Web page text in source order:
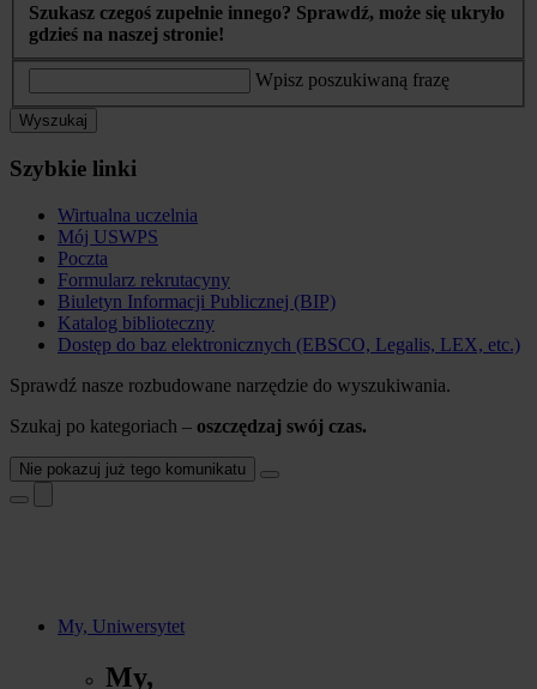
Szukasz czegoś zupełnie innego? Sprawdź, może się ukryło
gdzieś na naszej stronie!
Wpisz poszukiwaną frazę
Wyszukaj
Szybkie linki
Wirtualna uczelnia
Mój USWPS
Poczta
Formularz rekrutacyny
Biuletyn Informacji Publicznej (BIP)
Katalog biblioteczny
Dostęp do baz elektronicznych (EBSCO, Legalis, LEX, etc.)
Sprawdź nasze rozbudowane narzędzie do wyszukiwania.
Szukaj po kategoriach – oszczędzaj swój czas.
Nie pokazuj już tego komunikatu
My, Uniwersytet
My,